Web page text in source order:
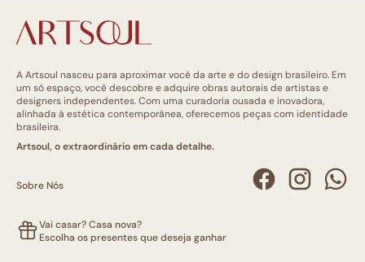
A Artsoul nasceu para aproximar você da arte e do design brasileiro. Em
um só espaço, você descobre e adquire obras autorais de artistas e
designers independentes. Com uma curadoria ousada e inovadora,
alinhada à estética contemporânea, oferecemos peças com identidade
brasileira.
Artsoul, o extraordinário em cada detalhe.
Sobre Nós
Vai casar? Casa nova?
Escolha os presentes que deseja ganhar